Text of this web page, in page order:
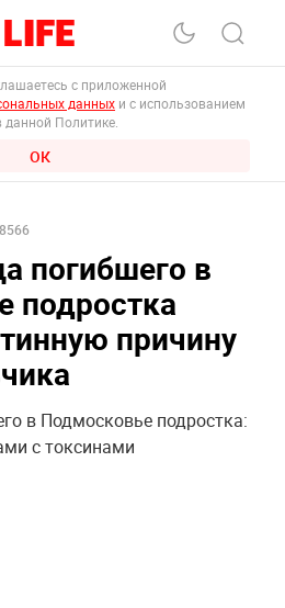
с приложенной
данных и с использованием
Политике.
ОК
8566
погибшего в
подростка
причину
в Подмосковье подростка:
с токсинами